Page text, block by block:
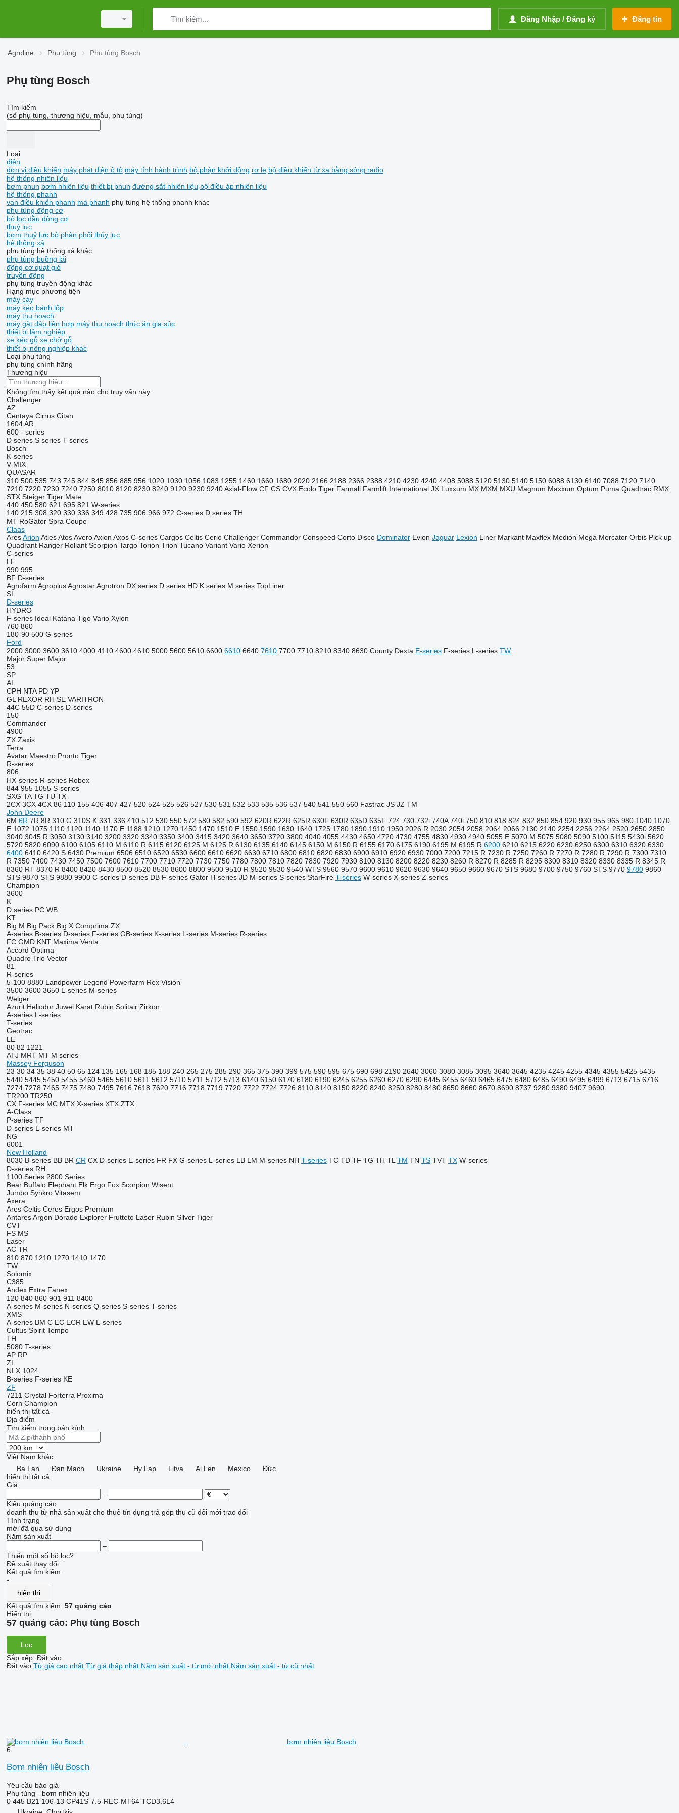
Đăng Nhập / Đăng ký Đăng tin
Agroline Phụ tùng Phụ tùng Bosch
Phụ tùng Bosch
Tìm kiếm
(số phụ tùng, thương hiệu, mẫu, phụ tùng)
Loại
điện
đơn vị điều khiển máy phát điện ô tô máy tính hành trình bộ phận khởi động rơ le bộ điều khiển từ xa bằng sóng radio
hệ thống nhiên liệu
bơm phun bơm nhiên liệu thiết bị phun đường sắt nhiên liệu bộ điều áp nhiên liệu
hệ thống phanh
van điều khiển phanh má phanh phụ tùng hệ thống phanh khác
phụ tùng động cơ
bộ lọc dầu động cơ
thuỷ lực
bơm thuỷ lực bộ phân phối thủy lực
hệ thống xả
phụ tùng hệ thống xả khác
phụ tùng buồng lái
động cơ quạt gió
truyền động
phụ tùng truyền động khác
Hạng mục phương tiện
máy cày
máy kéo bánh lốp
máy thu hoạch
máy gặt đập liên hợp máy thu hoạch thức ăn gia súc
thiết bị lâm nghiệp
xe kéo gỗ xe chở gỗ
thiết bị nông nghiệp khác
Loại phụ tùng
phụ tùng chính hãng
Thương hiệu
Không tìm thấy kết quả nào cho truy vấn này
Challenger
AZ
Centaya Cirrus Citan
1604 AR
600 - series
D series S series T series
Bosch
K-series
V-MIX
QUASAR
310 500 535 743 745 844 845 856 885 956 1020 1030 1056 1083 1255 1460 1660 1680 2020 2166 2188 2366 2388 4210 4230 4240 4408 5088 5120 5130 5140 5150 6088 6130 6140 7088 7120 7140
7210 7220 7230 7240 7250 8010 8120 8230 8240 9120 9230 9240 Axial-Flow CF CS CVX Ecolo Tiger Farmall Farmlift International JX Luxxum MX MXM MXU Magnum Maxxum Optum Puma Quadtrac RMX
STX Steiger Tiger Mate
440 450 580 621 695 821 W-series
140 215 308 320 330 336 349 428 735 906 966 972 C-series D series TH
MT RoGator Spra Coupe
Claas
Ares Arion Atles Atos Avero Axion Axos C-series Cargos Celtis Cerio Challenger Commandor Conspeed Corto Disco Dominator Evion Jaguar Lexion Liner Markant Maxflex Medion Mega Mercator Orbis Pick up
Quadrant Ranger Rollant Scorpion Targo Torion Trion Tucano Variant Vario Xerion
C-series
LF
990 995
BF D-series
Agrofarm Agroplus Agrostar Agrotron DX series D series HD K series M series TopLiner
SL
D-series
HYDRO
F-series Ideal Katana Tigo Vario Xylon
760 860
180-90 500 G-series
Ford
2000 3000 3600 3610 4000 4110 4600 4610 5000 5600 5610 6600 6610 6640 7610 7700 7710 8210 8340 8630 County Dexta E-series F-series L-series TW
Major Super Major
53
SP
AL
CPH NTA PD YP
GL REXOR RH SE VARITRON
44C 55D C-series D-series
150
Commander
4900
ZX Zaxis
Terra
Avatar Maestro Pronto Tiger
R-series
806
HX-series R-series Robex
844 955 1055 S-series
SXG TA TG TU TX
2CX 3CX 4CX 86 110 155 406 407 427 520 524 525 526 527 530 531 532 533 535 536 537 540 541 550 560 Fastrac JS JZ TM
John Deere
6M 6R 7R 8R 310 G 310S K 331 336 410 512 530 550 572 580 582 590 592 620R 622R 625R 630F 630R 635D 635F 724 730 732i 740A 740i 750 810 818 824 832 850 854 920 930 955 965 980 1040 1070
E 1072 1075 1110 1120 1140 1170 E 1188 1210 1270 1450 1470 1510 E 1550 1590 1630 1640 1725 1780 1890 1910 1950 2026 R 2030 2054 2058 2064 2066 2130 2140 2254 2256 2264 2520 2650 2850
3040 3045 R 3050 3130 3140 3200 3320 3340 3350 3400 3415 3420 3640 3650 3720 3800 4040 4055 4430 4650 4720 4730 4755 4830 4930 4940 5055 E 5070 M 5075 5080 5090 5100 5115 5430i 5620
5720 5820 6090 6100 6105 6110 M 6110 R 6115 6120 6125 M 6125 R 6130 6135 6140 6145 6150 M 6150 R 6155 6170 6175 6190 6195 M 6195 R 6200 6210 6215 6220 6230 6250 6300 6310 6320 6330
6400 6410 6420 S 6430 Premium 6506 6510 6520 6530 6600 6610 6620 6630 6710 6800 6810 6820 6830 6900 6910 6920 6930 7000 7200 7215 R 7230 R 7250 7260 R 7270 R 7280 R 7290 R 7300 7310
R 7350 7400 7430 7450 7500 7600 7610 7700 7710 7720 7730 7750 7780 7800 7810 7820 7830 7920 7930 8100 8130 8200 8220 8230 8260 R 8270 R 8285 R 8295 8300 8310 8320 8330 8335 R 8345 R
8360 RT 8370 R 8400 8420 8430 8500 8520 8530 8600 8800 9500 9510 R 9520 9530 9540 WTS 9560 9570 9600 9610 9620 9630 9640 9650 9660 9670 STS 9680 9700 9750 9760 STS 9770 9780 9860
STS 9870 STS 9880 9900 C-series D-series DB F-series Gator H-series JD M-series S-series StarFire T-series W-series X-series Z-series
Champion
3600
K
D series PC WB
KT
Big M Big Pack Big X Comprima ZX
A-series B-series D-series F-series GB-series K-series L-series M-series R-series
FC GMD KNT Maxima Venta
Accord Optima
Quadro Trio Vector
81
R-series
5-100 8880 Landpower Legend Powerfarm Rex Vision
3500 3600 3650 L-series M-series
Welger
Azurit Heliodor Juwel Karat Rubin Solitair Zirkon
A-series L-series
T-series
Geotrac
LE
80 82 1221
ATJ MRT MT M series
Massey Ferguson
23 30 34 35 38 40 50 65 124 135 165 168 185 188 240 265 275 285 290 365 375 390 399 575 590 595 675 690 698 2190 2640 3060 3080 3085 3095 3640 3645 4235 4245 4255 4345 4355 5425 5435
5440 5445 5450 5455 5460 5465 5610 5611 5612 5710 5711 5712 5713 6140 6150 6170 6180 6190 6245 6255 6260 6270 6290 6445 6455 6460 6465 6475 6480 6485 6490 6495 6499 6713 6715 6716
7274 7278 7465 7475 7480 7495 7616 7618 7620 7716 7718 7719 7720 7722 7724 7726 8110 8140 8150 8220 8240 8250 8280 8480 8650 8660 8670 8690 8737 9280 9380 9407 9690
TR200 TR250
CX F-series MC MTX X-series XTX ZTX
A-Class
P-series TF
D-series L-series MT
NG
6001
New Holland
8030 B-series BB BR CR CX D-series E-series FR FX G-series L-series LB LM M-series NH T-series TC TD TF TG TH TL TM TN TS TVT TX W-series
D-series RH
1100 Series 2800 Series
Bear Buffalo Elephant Elk Ergo Fox Scorpion Wisent
Jumbo Synkro Vitasem
Axera
Ares Celtis Ceres Ergos Premium
Antares Argon Dorado Explorer Frutteto Laser Rubin Silver Tiger
CVT
FS MS
Laser
AC TR
810 870 1210 1270 1410 1470
TW
Solomix
C385
Andex Extra Fanex
120 840 860 901 911 8400
A-series M-series N-series Q-series S-series T-series
XMS
A-series BM C EC ECR EW L-series
Cultus Spirit Tempo
TH
5080 T-series
AP RP
ZL
NLX 1024
B-series F-series KE
ZF
7211 Crystal Forterra Proxima
Corn Champion
hiển thị tất cả
Địa điểm
Tìm kiếm trong bán kính
Việt Nam khác
Ba Lan
Đan Mạch Ukraine Hy Lạp Litva Ai Len Mexico
Đức
hiển thị tất cả
Giá
–
Kiểu quảng cáo
doanh thu từ nhà sản xuất cho thuê tín dụng trả góp thu cũ đổi mới trao đổi
Tình trạng
mới đã qua sử dụng
Năm sản xuất
–
Thiếu một số bộ lọc?
Đề xuất thay đổi
Kết quả tìm kiếm:
-
hiển thị
Kết quả tìm kiếm: 57 quảng cáo
Hiển thị
57 quảng cáo: Phụ tùng Bosch
Lọc
Sắp xếp: Đặt vào
Đặt vào Từ giá cao nhất Từ giá thấp nhất Năm sản xuất - từ mới nhất Năm sản xuất - từ cũ nhất
bơm nhiên liệu Bosch
6
Bơm nhiên liệu Bosch
Yêu cầu báo giá
Phụ tùng - bơm nhiên liệu
0 445 B21 106-13 CP41S-7.5-REC-MT64 TCD3.6L4